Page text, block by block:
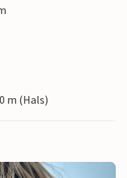
m (Hals)